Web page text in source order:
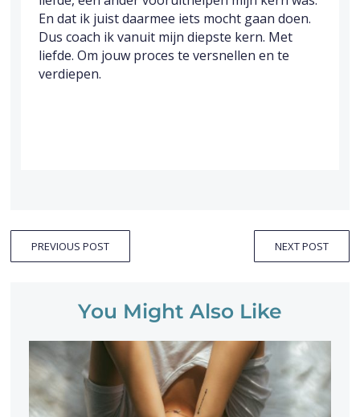
En dat ik juist daarmee iets mocht gaan doen.
Dus coach ik vanuit mijn diepste kern. Met
liefde. Om jouw proces te versnellen en te
verdiepen.
PREVIOUS POST NEXT POST
You Might Also Like